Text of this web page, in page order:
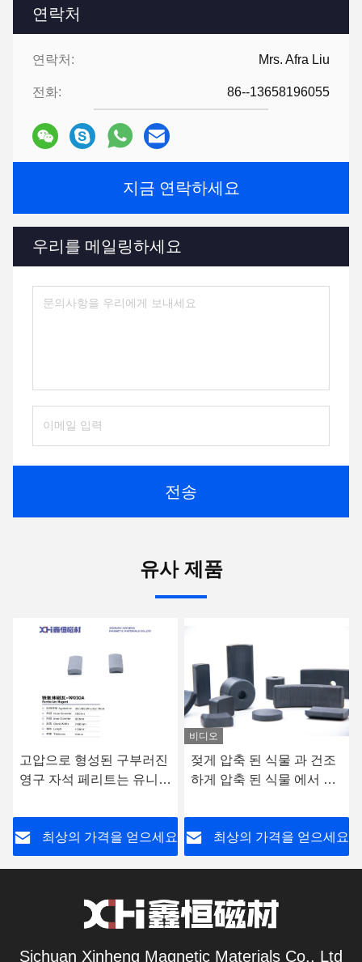
연락처
연락처: Mrs. Afra Liu
전화: 86--13658196055
지금 연락하세요
우리를 메일링하세요
전송
유사 제품
고압으로 형성된 구부러진
영구 자석 페리트는 유니버
니다.
최상의 가격을 얻으세요
비디오
젖게 압축 된 식물 과 건조
하게 압축 된 식물 에서 고
있다 W123
최상의 가격을 얻으세요
Sichuan Xinheng Magnetic Materials Co., Ltd